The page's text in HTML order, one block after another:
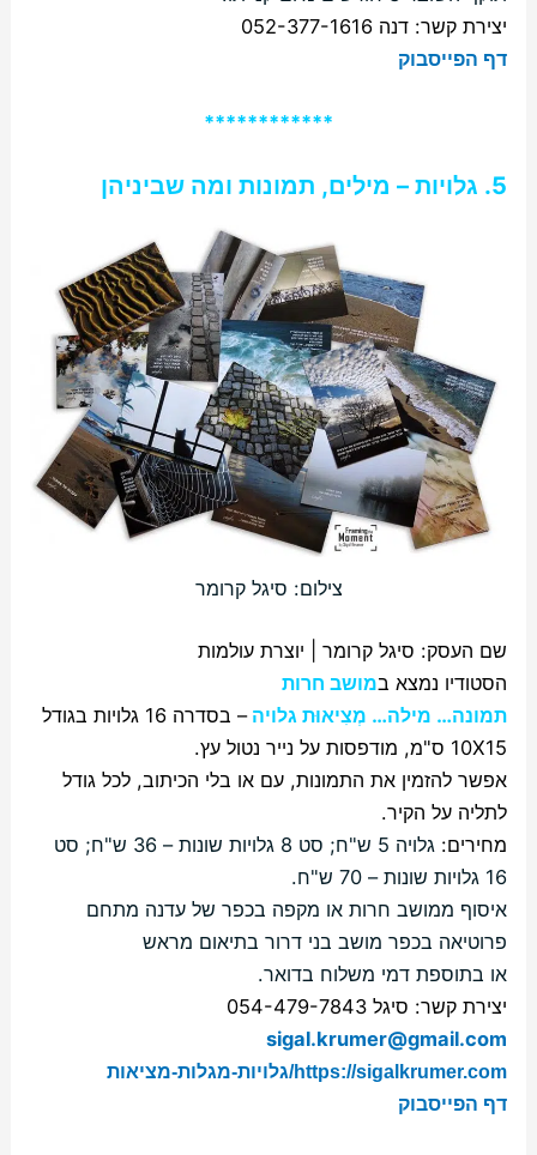
יצירת קשר: דנה 052-377-1616
דף הפייסבוק
************
5. גלויות – מילים, תמונות ומה שביניהן
צילום: סיגל קרומר
שם העסק: סיגל קרומר | יוצרת עולמות
הסטודיו נמצא במושב חרות
תמונה… מילה… מְצִיאוּת גלויה–
בסדרה 16 גלויות בגודל
10X15 ס"מ, מודפסות על נייר נטול עץ.
אפשר להזמין את התמונות, עם או בלי הכיתוב, לכל גודל
לתליה על הקיר.
מחירים:
גלויה 5 ש"ח; סט 8 גלויות שונות – 36 ש"ח; סט
16 גלויות שונות – 70 ש"ח.
איסוף ממושב חרות או מקפה בכפר של עדנה מתחם
פרוטיאה בכפר מושב בני דרור בתיאום מראש
או בתוספת דמי משלוח בדואר.
יצירת קשר: סיגל 054-479-7843
sigal.krumer@gmail.com
https://sigalkrumer.com/גלויות- מגלות-מציאות
דף הפייסבוק